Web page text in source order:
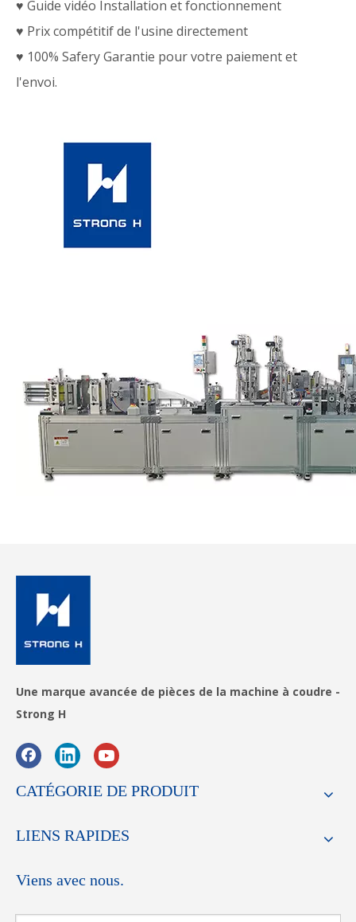
♥ Guide vidéo Installation et fonctionnement
♥ Prix compétitif de l'usine directement
♥ 100% Safery Garantie pour votre paiement et
l'envoi.
Une marque avancée de pièces de la machine à coudre -
Strong H
CATÉGORIE DE PRODUIT
LIENS RAPIDES
Viens avec nous.